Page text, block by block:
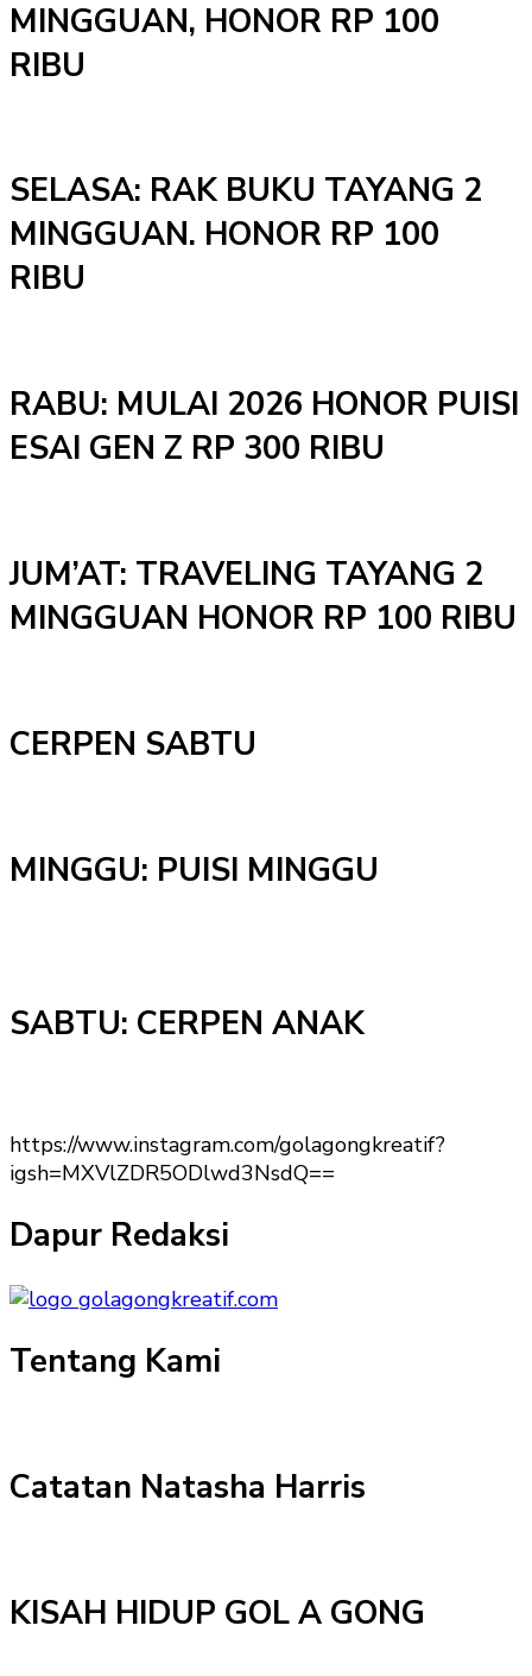
MINGGUAN, HONOR RP 100
RIBU
SELASA: RAK BUKU TAYANG 2
MINGGUAN. HONOR RP 100
RIBU
RABU: MULAI 2026 HONOR PUISI
ESAI GEN Z RP 300 RIBU
JUM’AT: TRAVELING TAYANG 2
MINGGUAN HONOR RP 100 RIBU
CERPEN SABTU
MINGGU: PUISI MINGGU
SABTU: CERPEN ANAK
https://www.instagram.com/golagongkreatif?
igsh=MXVlZDR5ODlwd3NsdQ==
Dapur Redaksi
Tentang Kami
Catatan Natasha Harris
KISAH HIDUP GOL A GONG